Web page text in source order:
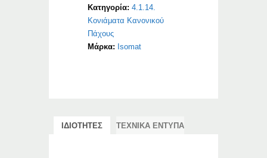
Κατηγορία:4.1.14.
Κονιάματα Κανονικού
Πάχους
Μάρκα: Isomat
ΙΔΙΟΤΗΤΕΣ ΤΕΧΝΙΚΑ ΕΝΤΥΠΑ